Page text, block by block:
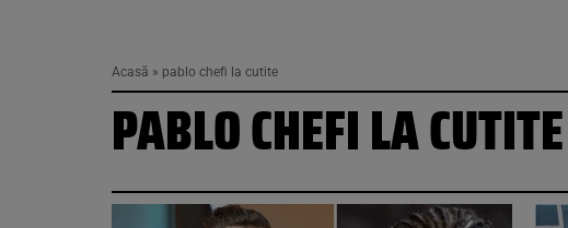
Acasă » pablo chefi la cutite
PABLO CHEFI LA CUTITE